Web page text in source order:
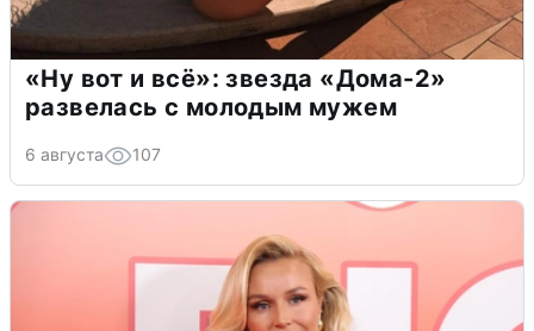
«Ну вот и всё»: звезда «Дома-2»
развелась с молодым мужем
6 августа 107